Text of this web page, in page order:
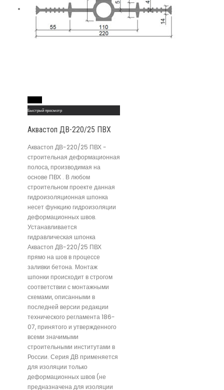
Быстрый просмотр
Аквастоп ДВ-220/25 ПВХ
Аквастоп ДВ-220/25 ПВХ -
строительная деформационная
полоса, производимая на
основе ПВХ . В любом
строительном проекте данная
гидроизоляционная шпонка
несет функцию гидроизоляции
деформационных швов.
Устанавливается
гидравлическая шпонка
Аквастоп ДВ-220/25 ПВХ
прямо на шов в процессе
заливки бетона. Монтаж
шпонки происходит в строгом
соответствии с монтажными
схемами, описанными в
последней версии редакции
технического регламента 186-
07, принятого и утвержденного
всеми значимыми
строительными институтами в
России. Серия ДВ применяется
для изоляции только
деформационных швов (не
предназначена для изоляции